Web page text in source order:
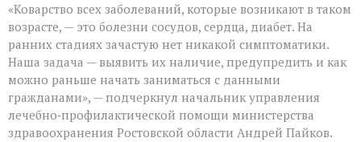
«Коварство всех заболеваний, которые возникают в таком
возрасте, — это болезни сосудов, сердца, диабет. На
ранних стадиях зачастую нет никакой симптоматики.
Наша задача — выявить их наличие, предупредить и как
можно раньше начать заниматься с данными
гражданами», — подчеркнул начальник управления
лечебно‑профилактической помощи министерства
здравоохранения Ростовской области Андрей Пайков.